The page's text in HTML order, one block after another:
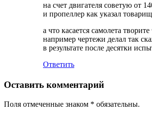
на счет двигателя советую от
и пропеллер как указал
а что касается самолета
например чертежи делал так
в результате после десятки
Ответить
Оставить комментарий
Поля отмеченные знаком * обязательны.